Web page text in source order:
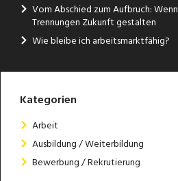
Vom Abschied zum Aufbruch: Wenn
Trennungen Zukunft gestalten
Wie bleibe ich arbeitsmarktfähig?
Kategorien
Arbeit
Ausbildung / Weiterbildung
Bewerbung / Rekrutierung